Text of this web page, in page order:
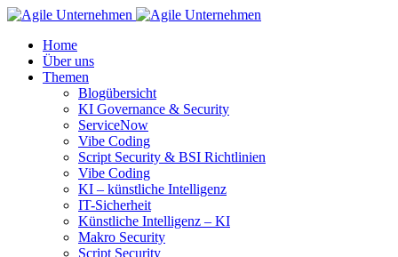
Home
Über uns
Themen
Blogübersicht
KI Governance & Security
ServiceNow
Vibe Coding
Script Security & BSI Richtlinien
Vibe Coding
KI – künstliche Intelligenz
IT-Sicherheit
Künstliche Intelligenz – KI
Makro Security
Script Security